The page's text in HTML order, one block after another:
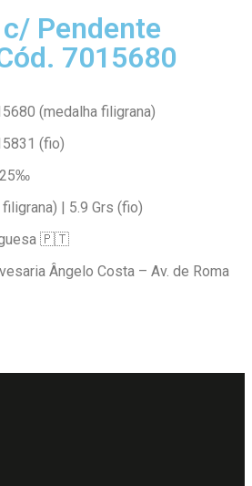
Pendente
7015680
(medalha filigrana)
(fio)
| 5.9 Grs (fio)
🇵🇹
Ângelo Costa – Av. de Roma